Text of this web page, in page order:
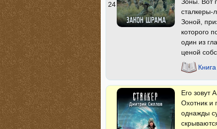
24
Зоны. Вот
Зоной,
которого
один из
ценой
Его зовут
Охотник и
однажды